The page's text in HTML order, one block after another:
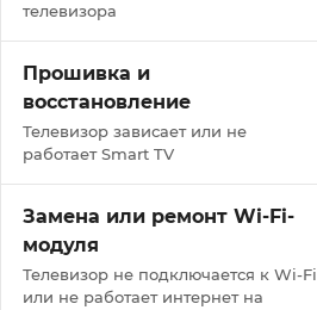
телевизора
Прошивка и
восстановление
Телевизор зависает или не
работает Smart TV
Замена или ремонт Wi‑Fi-
модуля
Телевизор не подключается к Wi‑Fi
или не работает интернет на